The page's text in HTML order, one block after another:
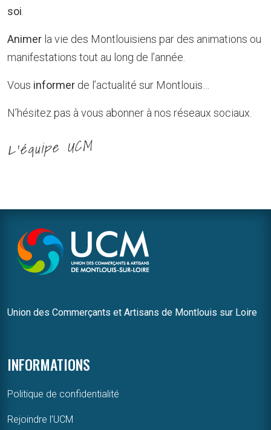
soi
Animer la vie des Montlouisiens par des animations ou
manifestations tout au long de l’année.
Vous informer de l’actualité sur Montlouis…
N’hésitez pas à vous abonner à nos réseaux sociaux.
L’équipe UCM
Union des Commerçants et Artisans de Montlouis sur Loire
INFORMATIONS
Politique de confidentialité
Rejoindre l’UCM